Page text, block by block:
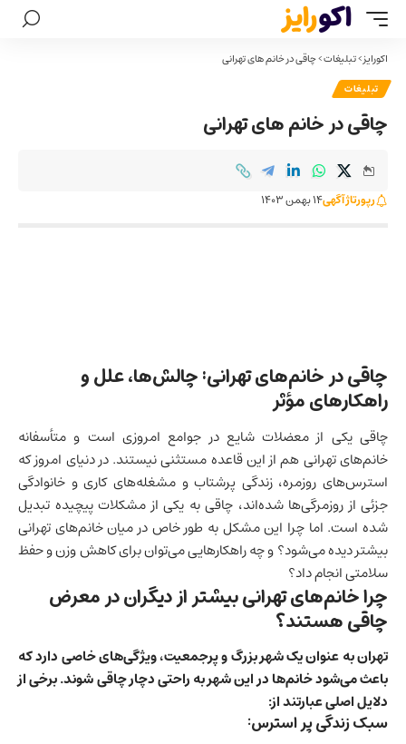
اکورایز>تبلیغات>چاقی در خانم های تهرانی
تبلیغات
چاقی در خانم های تهرانی
رپورتاژ آگهی14 بهمن 1403
چاقی در خانم‌های تهرانی: چالش‌ها، علل و
راهکارهای مؤثر
چاقی یکی از معضلات شایع در جوامع امروزی است و متأسفانه
خانم‌های تهرانی هم از این قاعده مستثنی نیستند. در دنیای امروز که
استرس‌های روزمره، زندگی پرشتاب و مشغله‌های کاری و خانوادگی
جزئی از روزمرگی‌ها شده‌اند، چاقی به یکی از مشکلات پیچیده تبدیل
شده است. اما چرا این مشکل به طور خاص در میان خانم‌های تهرانی
بیشتر دیده می‌شود؟ و چه راهکارهایی می‌توان برای کاهش وزن و حفظ
سلامتی انجام داد؟
چرا خانم‌های تهرانی بیشتر از دیگران در معرض
چاقی هستند؟
تهران به عنوان یک شهر بزرگ و پرجمعیت، ویژگی‌های خاصی دارد که
باعث می‌شود خانم‌ها در این شهر به راحتی دچار چاقی شوند. برخی از
دلایل اصلی عبارتند از:
سبک زندگی پر استرس: